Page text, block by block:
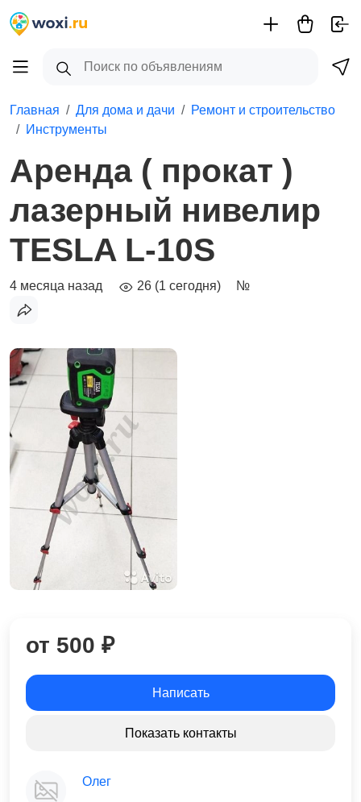
Главная Для дома и дачи
Ремонт и строительство
Инструменты
Аренда ( прокат )
лазерный нивелир
TESLA L-10S
4 месяца назад 26 (1 сегодня) №
от 500 ₽
Написать
Показать контакты
Олег